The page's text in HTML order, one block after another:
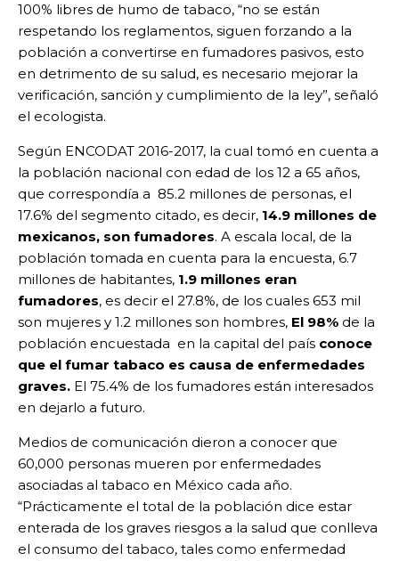
100% libres de humo de tabaco, “no se están
respetando los reglamentos, siguen forzando a la
población a convertirse en fumadores pasivos, esto
en detrimento de su salud, es necesario mejorar la
verificación, sanción y cumplimiento de la ley”, señaló
el ecologista.
Según ENCODAT 2016-2017, la cual tomó en cuenta a
la población nacional con edad de los 12 a 65 años,
que correspondía a 85.2 millones de personas, el
17.6% del segmento citado, es decir, 14.9 millones de
mexicanos, son fumadores. A escala local, de la
población tomada en cuenta para la encuesta, 6.7
millones de habitantes, 1.9 millones eran
fumadores, es decir el 27.8%, de los cuales 653 mil
son mujeres y 1.2 millones son hombres, El 98% de la
población encuestada en la capital del país conoce
que el fumar tabaco es causa de enfermedades
graves. El 75.4% de los fumadores están interesados
en dejarlo a futuro.
Medios de comunicación dieron a conocer que
60,000 personas mueren por enfermedades
asociadas al tabaco en México cada año.
“Prácticamente el total de la población dice estar
enterada de los graves riesgos a la salud que conlleva
el consumo del tabaco, tales como enfermedad